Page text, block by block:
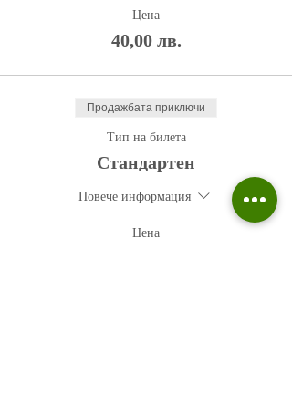
Цена
40,00 лв.
Продажбата приключи
Тип на билета
Стандартен
Повече информация
Цена